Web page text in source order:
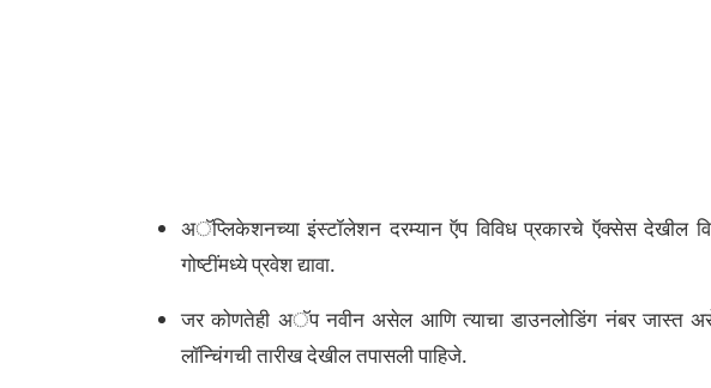
अॅप्लिकेशनच्या इंस्टॉलेशन दरम्यान ऍप विविध प्रकारचे ऍक्सेस देखील
गोष्टींमध्ये प्रवेश द्यावा.
जर कोणतेही अॅप नवीन असेल आणि त्याचा डाउनलोडिंग नंबर जास्त
लॉन्चिंगची तारीख देखील तपासली पाहिजे.